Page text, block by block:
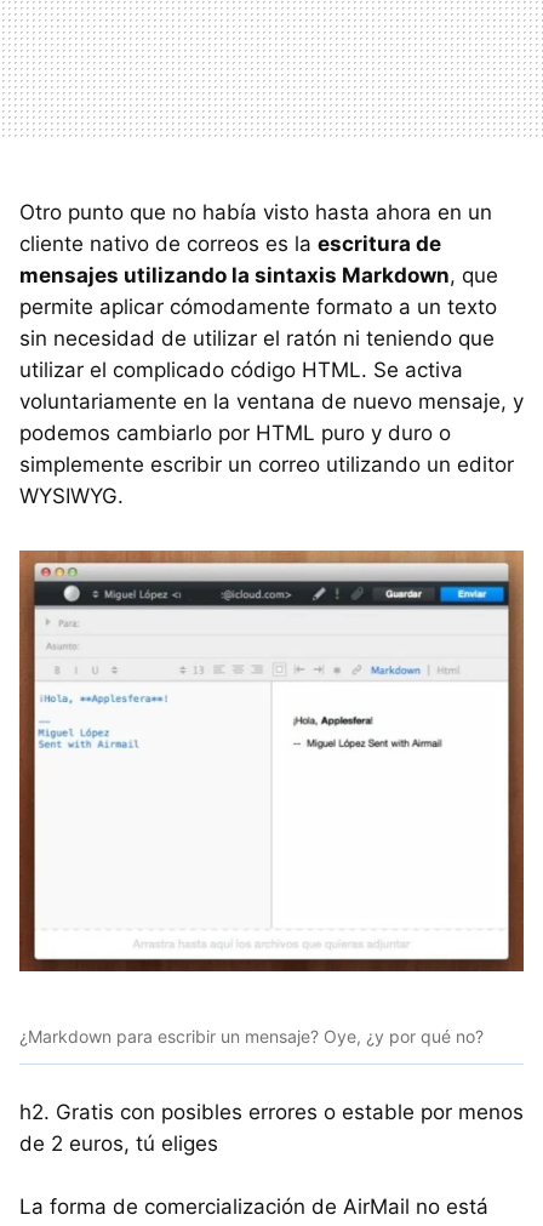
Otro punto que no había visto hasta ahora en un
cliente nativo de correos es la escritura de
mensajes utilizando la sintaxis Markdown, que
permite aplicar cómodamente formato a un texto
sin necesidad de utilizar el ratón ni teniendo que
utilizar el complicado código HTML. Se activa
voluntariamente en la ventana de nuevo mensaje, y
podemos cambiarlo por HTML puro y duro o
simplemente escribir un correo utilizando un editor
WYSIWYG.
¿Markdown para escribir un mensaje? Oye, ¿y por qué no?
h2. Gratis con posibles errores o estable por menos
de 2 euros, tú eliges
La forma de comercialización de AirMail no está